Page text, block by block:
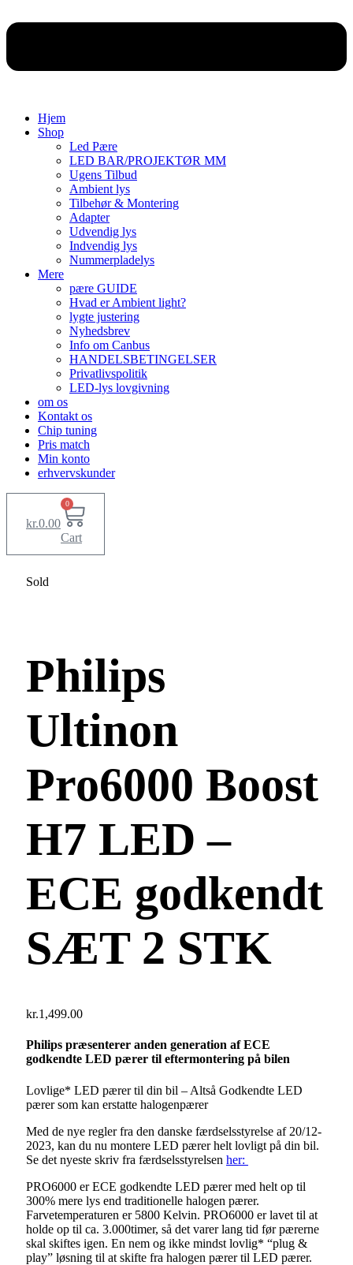
Hjem
Shop
Led Pære
LED BAR/PROJEKTØR MM
Ugens Tilbud
Ambient lys
Tilbehør & Montering
Adapter
Udvendig lys
Indvendig lys
Nummerpladelys
Mere
pære GUIDE
Hvad er Ambient light?
lygte justering
Nyhedsbrev
Info om Canbus
HANDELSBETINGELSER
Privatlivspolitik
LED-lys lovgivning
om os
Kontakt os
Chip tuning
Pris match
Min konto
erhvervskunder
kr.0.00
0
Cart
Sold
Philips
Ultinon
Pro6000 Boost
H7 LED –
ECE godkendt
SÆT 2 STK
kr.1,499.00
Philips præsenterer anden generation af ECE
godkendte LED pærer til eftermontering på bilen
Lovlige* LED pærer til din bil – Altså Godkendte LED
pærer som kan erstatte halogenpærer
Med de nye regler fra den danske færdselsstyrelse af 20/12-
2023, kan du nu montere LED pærer helt lovligt på din bil.
Se det nyeste skriv fra færdselsstyrelsen her:
PRO6000 er ECE godkendte LED pærer med helt op til
300% mere lys end traditionelle halogen pærer.
Farvetemperaturen er 5800 Kelvin. PRO6000 er lavet til at
holde op til ca. 3.000timer, så det varer lang tid før pærerne
skal skiftes igen. En nem og ikke mindst lovlig* “plug &
play” løsning til at skifte fra halogen pærer til LED pærer.